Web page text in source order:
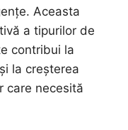
Aceasta
a tipurilor de
contribui la
la creșterea
care necesită